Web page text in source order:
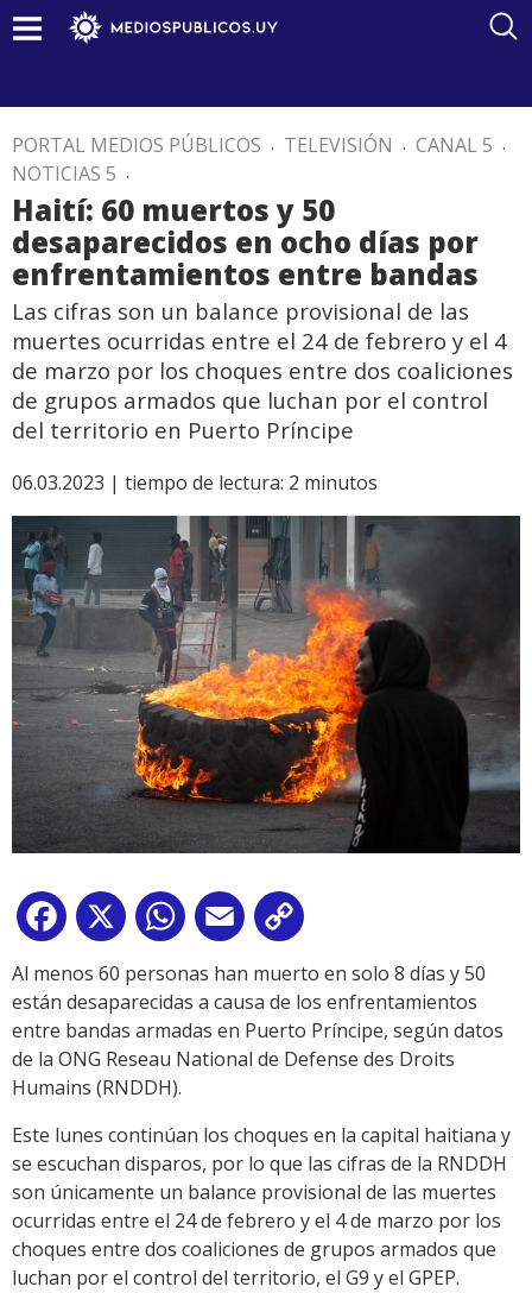
PORTAL MEDIOS PÚBLICOS . TELEVISIÓN . CANAL 5 .
NOTICIAS 5 .
Haití: 60 muertos y 50
desaparecidos en ocho días por
enfrentamientos entre bandas
Las cifras son un balance provisional de las
muertes ocurridas entre el 24 de febrero y el 4
de marzo por los choques entre dos coaliciones
de grupos armados que luchan por el control
del territorio en Puerto Príncipe
06.03.2023 | tiempo de lectura: 2 minutos
Facebook
X WhatsApp
Email
Link
Al menos 60 personas han muerto en solo 8 días y 50
están desaparecidas a causa de los enfrentamientos
entre bandas armadas en Puerto Príncipe, según datos
de la ONG Reseau National de Defense des Droits
Humains (RNDDH).
Este lunes continúan los choques en la capital haitiana y
se escuchan disparos, por lo que las cifras de la RNDDH
son únicamente un balance provisional de las muertes
ocurridas entre el 24 de febrero y el 4 de marzo por los
choques entre dos coaliciones de grupos armados que
luchan por el control del territorio, el G9 y el GPEP.